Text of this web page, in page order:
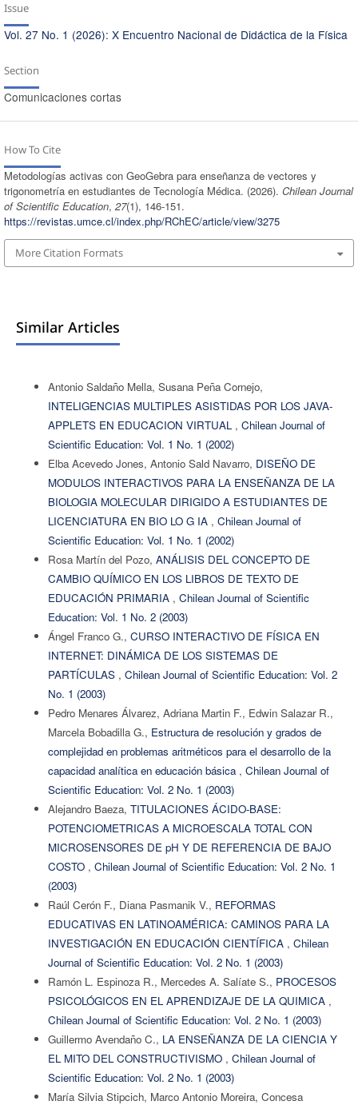
Issue
Vol. 27 No. 1 (2026): X Encuentro Nacional de Didáctica de la Física
Section
Comunicaciones cortas
How To Cite
Metodologías activas con GeoGebra para enseñanza de vectores y
trigonometría en estudiantes de Tecnología Médica. (2026). Chilean Journal
of Scientific Education, 27(1), 146-151.
https://revistas.umce.cl/index.php/RChEC/article/view/3275
More Citation Formats
Similar Articles
Antonio Saldaño Mella, Susana Peña Cornejo,
INTELIGENCIAS MULTIPLES ASISTIDAS POR LOS JAVA-
APPLETS EN EDUCACION VIRTUAL , Chilean Journal of
Scientific Education: Vol. 1 No. 1 (2002)
Elba Acevedo Jones, Antonio Sald Navarro, DISEÑO DE
MODULOS INTERACTIVOS PARA LA ENSEÑANZA DE LA
BIOLOGIA MOLECULAR DIRIGIDO A ESTUDIANTES DE
LICENCIATURA EN BIO LO G IA , Chilean Journal of
Scientific Education: Vol. 1 No. 1 (2002)
Rosa Martín del Pozo, ANÁLISIS DEL CONCEPTO DE
CAMBIO QUÍMICO EN LOS LIBROS DE TEXTO DE
EDUCACIÓN PRIMARIA , Chilean Journal of Scientific
Education: Vol. 1 No. 2 (2003)
Ángel Franco G., CURSO INTERACTIVO DE FÍSICA EN
INTERNET: DINÁMICA DE LOS SISTEMAS DE
PARTÍCULAS , Chilean Journal of Scientific Education: Vol. 2
No. 1 (2003)
Pedro Menares Álvarez, Adriana Martin F., Edwin Salazar R.,
Marcela Bobadilla G., Estructura de resolución y grados de
complejidad en problemas aritméticos para el desarrollo de la
capacidad analítica en educación básica , Chilean Journal of
Scientific Education: Vol. 2 No. 1 (2003)
Alejandro Baeza, TITULACIONES ÁCIDO-BASE:
POTENCIOMETRICAS A MICROESCALA TOTAL CON
MICROSENSORES DE pH Y DE REFERENCIA DE BAJO
COSTO , Chilean Journal of Scientific Education: Vol. 2 No. 1
(2003)
Raúl Cerón F., Diana Pasmanik V., REFORMAS
EDUCATIVAS EN LATINOAMÉRICA: CAMINOS PARA LA
INVESTIGACIÓN EN EDUCACIÓN CIENTÍFICA , Chilean
Journal of Scientific Education: Vol. 2 No. 1 (2003)
Ramón L. Espinoza R., Mercedes A. Salíate S., PROCESOS
PSICOLÓGICOS EN EL APRENDIZAJE DE LA QUIMICA ,
Chilean Journal of Scientific Education: Vol. 2 No. 1 (2003)
Guillermo Avendaño C., LA ENSEÑANZA DE LA CIENCIA Y
EL MITO DEL CONSTRUCTIVISMO , Chilean Journal of
Scientific Education: Vol. 2 No. 1 (2003)
María Silvia Stipcich, Marco Antonio Moreira, Concesa